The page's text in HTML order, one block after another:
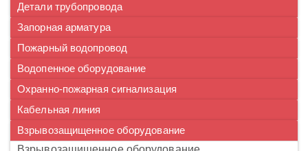
Детали трубопровода
Запорная арматура
Пожарный водопровод
Водопенное оборудование
Охранно-пожарная сигнализация
Кабельная линия
Взрывозащищенное оборудование